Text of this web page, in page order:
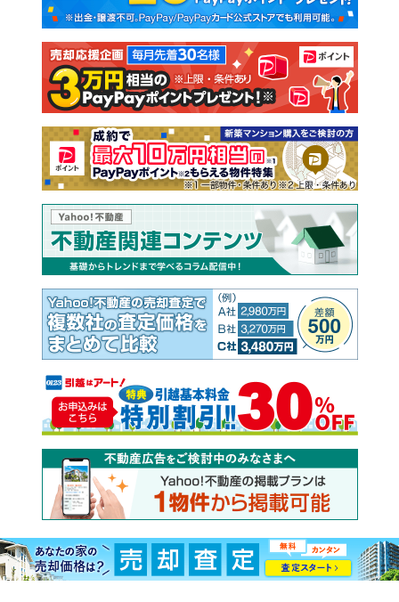
新築一戸建て 中古一戸建て
注文住宅 土地
売却査定